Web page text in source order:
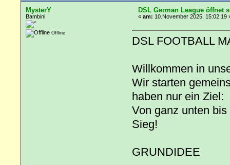
MysterY
Bambini
Offline
DSL German League öffnet
«am: 10.November 2025, 15:02:19
DSL FOOTBALL
Willkommen in
Wir starten
haben nur ein Ziel:
Von ganz unten
Sieg!
GRUNDIDEE